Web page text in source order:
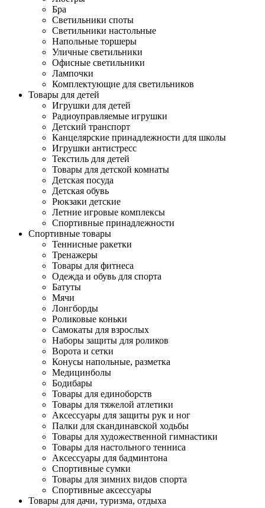
Бра
Светильники споты
Светильники настольные
Напольные торшеры
Уличные светильники
Офисные светильники
Лампочки
Комплектующие для светильников
Товары для детей
Игрушки для детей
Радиоуправляемые игрушки
Детский транспорт
Канцелярские принадлежности для школы
Игрушки антистресс
Текстиль для детей
Товары для детской комнаты
Детская посуда
Детская обувь
Рюкзаки детские
Летние игровые комплексы
Спортивные принадлежности
Спортивные товары
Теннисные ракетки
Тренажеры
Товары для фитнеса
Одежда и обувь для спорта
Батуты
Мячи
Лонгборды
Роликовые коньки
Самокаты для взрослых
Наборы защиты для роликов
Ворота и сетки
Конусы напольные, разметка
Медицинболы
Бодибары
Товары для единоборств
Товары для тяжелой атлетики
Аксессуары для защиты рук и ног
Палки для скандинавской ходьбы
Товары для художественной гимнастики
Товары для настольного тенниса
Аксессуары для бадминтона
Спортивные сумки
Товары для зимних видов спорта
Спортивные аксессуары
Товары для дачи, туризма, отдыха